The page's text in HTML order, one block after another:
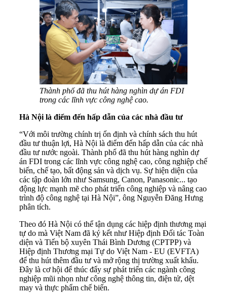
Thành phố đã thu hút hàng nghìn dự án FDI
trong các lĩnh vực công nghệ cao.
Hà Nội là điểm đến hấp dẫn của các nhà đầu tư
“Với môi trường chính trị ổn định và chính sách thu hút
đầu tư thuận lợi, Hà Nội là điểm đến hấp dẫn của các nhà
đầu tư nước ngoài. Thành phố đã thu hút hàng nghìn dự
án FDI trong các lĩnh vực công nghệ cao, công nghiệp chế
biến, chế tạo, bất động sản và dịch vụ. Sự hiện diện của
các tập đoàn lớn như Samsung, Canon, Panasonic... tạo
động lực mạnh mẽ cho phát triển công nghiệp và nâng cao
trình độ công nghệ tại Hà Nội”, ông Nguyễn Đăng Hưng
phân tích.
Theo đó Hà Nội có thể tận dụng các hiệp định thương mại
tự do mà Việt Nam đã ký kết như Hiệp định Đối tác Toàn
diện và Tiến bộ xuyên Thái Bình Dương (CPTPP) và
Hiệp định Thương mại Tự do Việt Nam - EU (EVFTA)
để thu hút thêm đầu tư và mở rộng thị trường xuất khẩu.
Đây là cơ hội để thúc đẩy sự phát triển các ngành công
nghiệp mũi nhọn như công nghệ thông tin, điện tử, dệt
may và thực phẩm chế biến.